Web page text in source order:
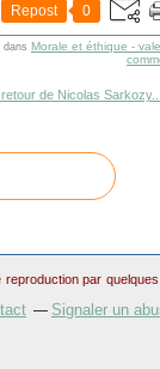
Repost 0
dans Morale et éthique -
retour de Nicolas
par
Signaler un